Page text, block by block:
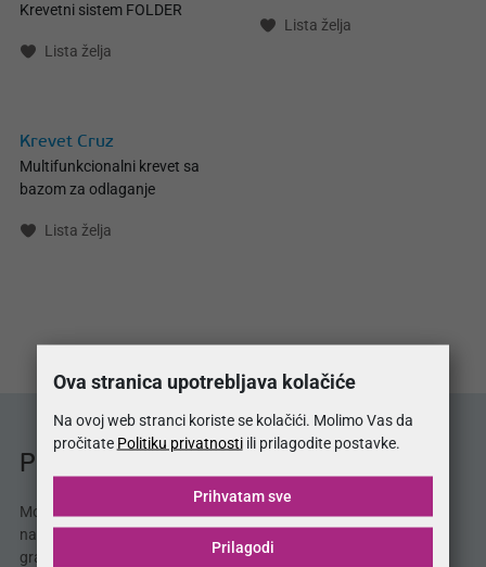
Krevetni sistem FOLDER
Lista želja
Lista želja
Krevet Cruz
Multifunkcionalni krevet sa
bazom za odlaganje
Lista želja
Prodajna mjesta MojSan®
MojSan® proizvode možete kupiti u 38 salona
namještaja. Potražite naše proizvode i u Vašem
gradu!
Ova stranica upotrebljava kolačiće
Na ovoj web stranci koriste se kolačići. Molimo Vas da
pročitate Politiku privatnostiili prilagodite postavke.
Prilagodi
Prihvatam sve